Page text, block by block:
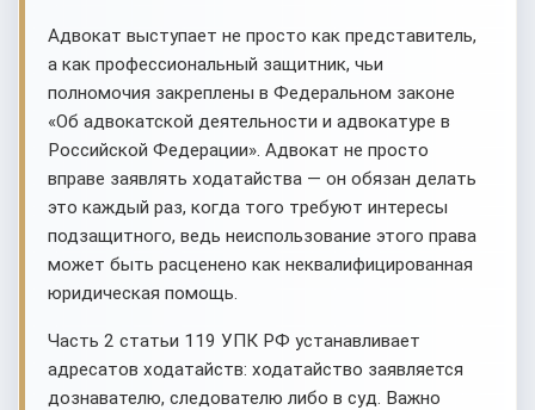
Адвокат выступает не просто как представитель,
а как профессиональный защитник, чьи
полномочия закреплены в Федеральном законе
«Об адвокатской деятельности и адвокатуре в
Российской Федерации». Адвокат не просто
вправе заявлять ходатайства — он обязан делать
это каждый раз, когда того требуют интересы
подзащитного, ведь неиспользование этого права
может быть расценено как неквалифицированная
юридическая помощь.
Часть 2 статьи 119 УПК РФ устанавливает
адресатов ходатайств: ходатайство заявляется
дознавателю, следователю либо в суд. Важно